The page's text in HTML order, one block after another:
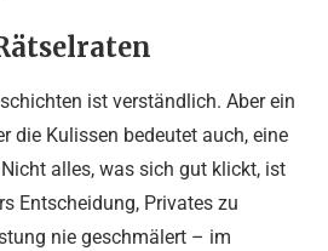
ist verständlich. Aber ein
die Kulissen bedeutet auch, eine
alles, was sich gut klickt, ist
Entscheidung, Privates zu
nie geschmälert – im